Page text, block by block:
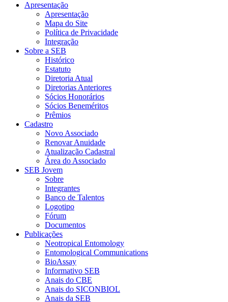
Apresentação
Apresentação
Mapa do Site
Política de Privacidade
Integração
Sobre a SEB
Histórico
Estatuto
Diretoria Atual
Diretorias Anteriores
Sócios Honorários
Sócios Beneméritos
Prêmios
Cadastro
Novo Associado
Renovar Anuidade
Atualização Cadastral
Área do Associado
SEB Jovem
Sobre
Integrantes
Banco de Talentos
Logotipo
Fórum
Documentos
Publicações
Neotropical Entomology
Entomological Communications
BioAssay
Informativo SEB
Anais do CBE
Anais do SICONBIOL
Anais da SEB